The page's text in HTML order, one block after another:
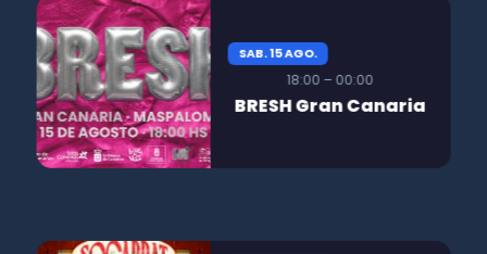
SAB. 15 AGO.
18:00 – 00:00
BRESH Gran Canaria